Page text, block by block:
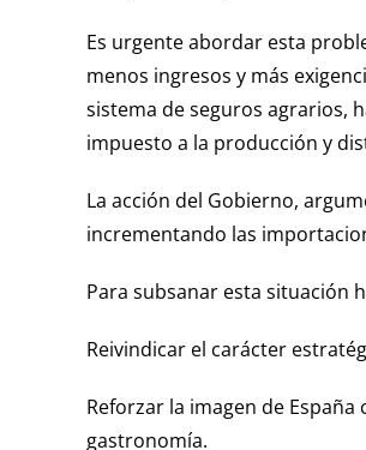
Es urgente abordar esta
menos ingresos y más
sistema de seguros agrarios,
impuesto a la producción y
La acción del Gobierno,
incrementando las
Para subsanar esta situación
Reivindicar el carácter
Reforzar la imagen de
gastronomía.